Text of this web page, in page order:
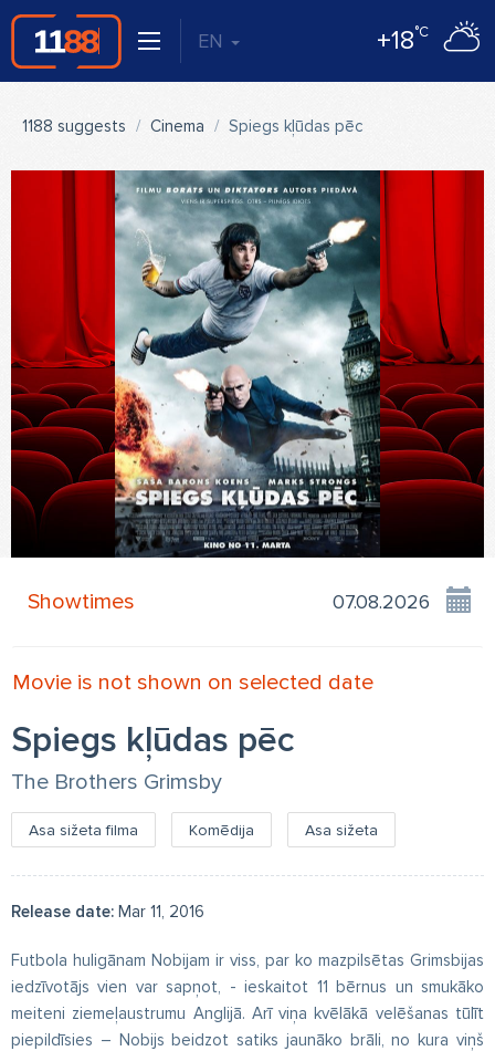
EN +18°C
1188 suggests Cinema Spiegs kļūdas pēc
Showtimes
Movie is not shown on selected date
Spiegs kļūdas pēc
The Brothers Grimsby
Asa sižeta filma Komēdija Asa sižeta
Release date: Mar 11, 2016
Futbola huligānam Nobijam ir viss, par ko mazpilsētas Grimsbijas
iedzīvotājs vien var sapņot, - ieskaitot 11 bērnus un smukāko
meiteni ziemeļaustrumu Anglijā. Arī viņa kvēlākā velēšanas tūlīt
piepildīsies – Nobijs beidzot satiks jaunāko brāli, no kura viņš